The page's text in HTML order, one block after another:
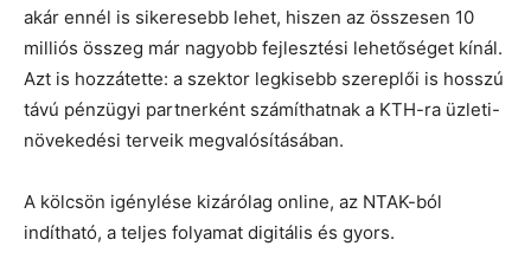
akár ennél is sikeresebb lehet, hiszen az összesen 10
milliós összeg már nagyobb fejlesztési lehetőséget kínál.
Azt is hozzátette: a szektor legkisebb szereplői is hosszú
távú pénzügyi partnerként számíthatnak a KTH-ra üzleti-
növekedési terveik megvalósításában.
A kölcsön igénylése kizárólag online, az NTAK-ból
indítható, a teljes folyamat digitális és gyors.